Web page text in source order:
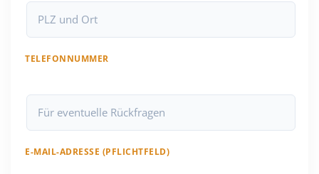
TELEFONNUMMER
E-MAIL-ADRESSE (PFLICHTFELD)